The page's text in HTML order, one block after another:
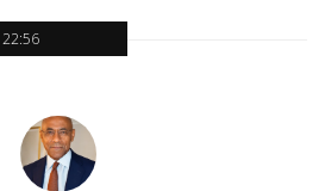
22:56